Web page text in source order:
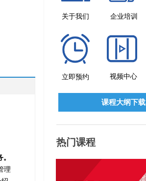
课程大纲下载
热门课程
视频中心
立即预约
企业培训
关于我们
理